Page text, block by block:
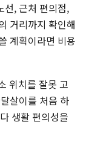
선, 근처 편의점,
거리까지 확인해
계획이라면 비용
위치를 잘못 고
살이를 처음 하
생활 편의성을